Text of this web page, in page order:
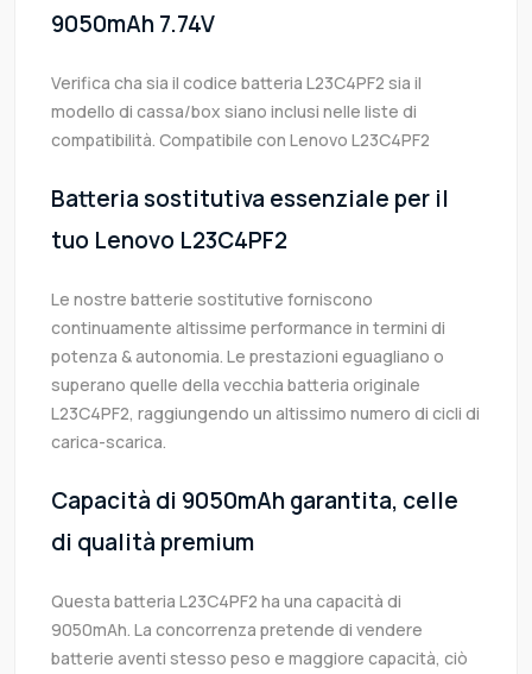
9050mAh 7.74V
Verifica cha sia il codice batteria L23C4PF2 sia il
modello di cassa/box siano inclusi nelle liste di
compatibilità. Compatibile con Lenovo L23C4PF2
Batteria sostitutiva essenziale per il
tuo Lenovo L23C4PF2
Le nostre batterie sostitutive forniscono
continuamente altissime performance in termini di
potenza & autonomia. Le prestazioni eguagliano o
superano quelle della vecchia batteria originale
L23C4PF2, raggiungendo un altissimo numero di cicli di
carica-scarica.
Capacità di 9050mAh garantita, celle
di qualità premium
Questa batteria L23C4PF2 ha una capacità di
9050mAh. La concorrenza pretende di vendere
batterie aventi stesso peso e maggiore capacità, ciò